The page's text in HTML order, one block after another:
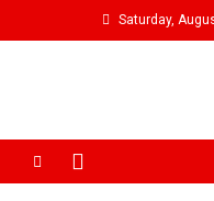
to
Saturday,